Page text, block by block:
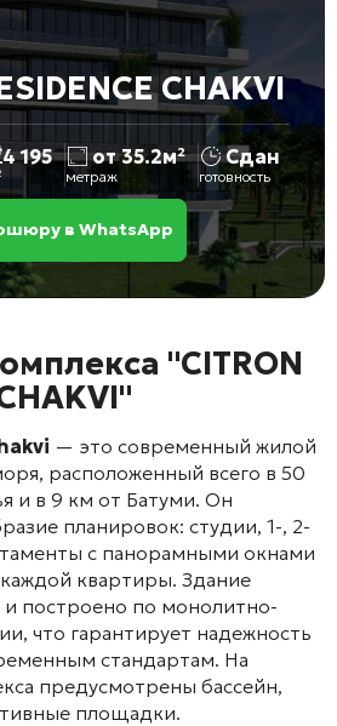
CHAKVI
4 195 от 35.2м²
метраж
Сдан
готовность
в WhatsApp
"CITRON
— это современный жилой
расположенный всего в 50
и в 9 км от Батуми. Он
планировок: студии, 1-, 2-
с панорамными окнами
квартиры. Здание
и построено по монолитно-
что гарантирует надежность
стандартам. На
предусмотрены бассейн,
площадки.